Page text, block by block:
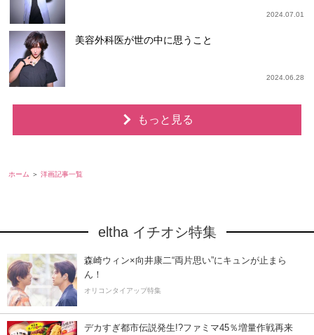
2024.07.01
美容外科医が世の中に思うこと
2024.06.28
もっと見る
ホーム 洋画記事一覧
eltha イチオシ特集
森崎ウィン×向井康二“両片思い”にキュンが止まら
ん！
オリコンタイアップ特集
デカすぎ都市伝説発生!?ファミマ45％増量作戦再来